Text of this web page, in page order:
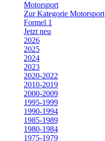
Motorsport
Zur Kategorie Motorsport
Formel 1
Jetzt neu
2026
2025
2024
2023
2020-2022
2010-2019
2000-2009
1995-1999
1990-1994
1985-1989
1980-1984
1975-1979